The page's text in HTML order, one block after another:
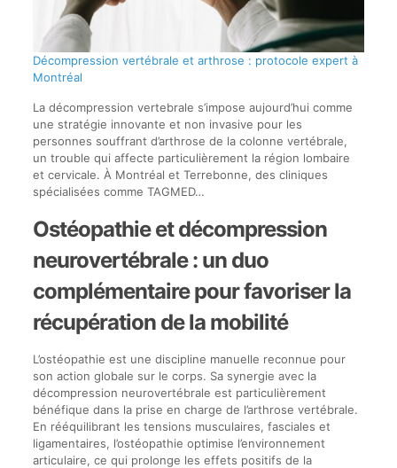
Décompression vertébrale et arthrose : protocole expert à
Montréal
La décompression vertebrale s’impose aujourd’hui comme
une stratégie innovante et non invasive pour les
personnes souffrant d’arthrose de la colonne vertébrale,
un trouble qui affecte particulièrement la région lombaire
et cervicale. À Montréal et Terrebonne, des cliniques
spécialisées comme TAGMED…
Ostéopathie et décompression
neurovertébrale : un duo
complémentaire pour favoriser la
récupération de la mobilité
L’ostéopathie est une discipline manuelle reconnue pour
son action globale sur le corps. Sa synergie avec la
décompression neurovertébrale est particulièrement
bénéfique dans la prise en charge de l’arthrose vertébrale.
En rééquilibrant les tensions musculaires, fasciales et
ligamentaires, l’ostéopathie optimise l’environnement
articulaire, ce qui prolonge les effets positifs de la